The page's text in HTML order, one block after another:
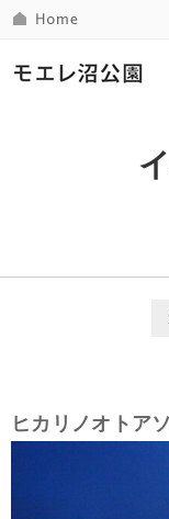
ヒカリノオトア